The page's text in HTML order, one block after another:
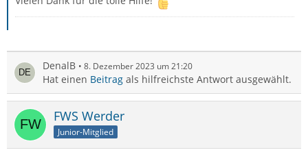
DenalB 8. Dezember 2023 um 21:20
Hat einen Beitrag als hilfreichste Antwort ausgewählt.
FWS Werder
Junior-Mitglied